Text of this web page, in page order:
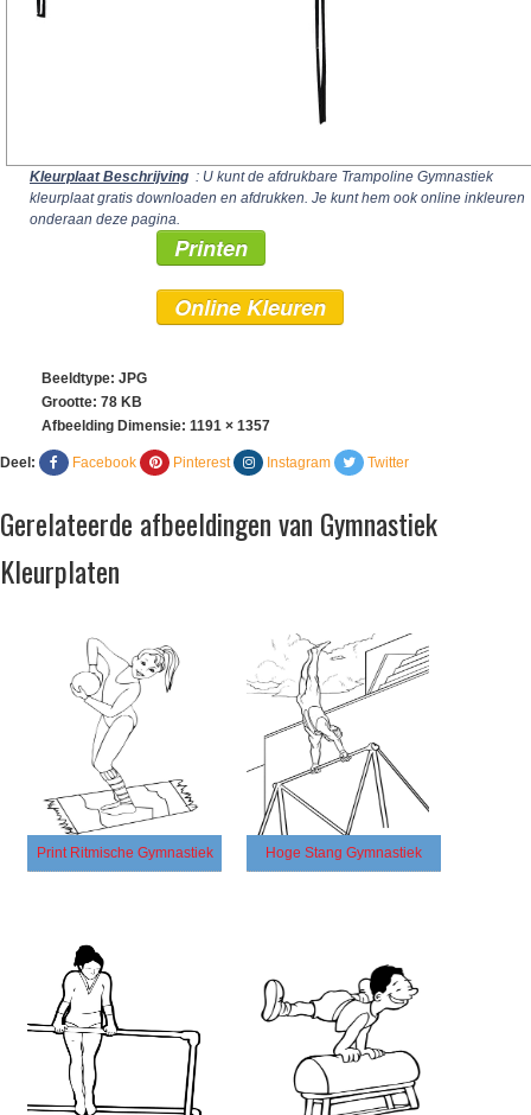
Kleurplaat Beschrijving : U kunt de afdrukbare Trampoline Gymnastiek
kleurplaat gratis downloaden en afdrukken. Je kunt hem ook online inkleuren
onderaan deze pagina.
Printen
Online Kleuren
Beeldtype: JPG
Grootte: 78 KB
Afbeelding Dimensie: 1191 × 1357
Deel: Facebook Pinterest Instagram Twitter
Gerelateerde afbeeldingen van Gymnastiek
Kleurplaten
Print Ritmische Gymnastiek Hoge Stang Gymnastiek